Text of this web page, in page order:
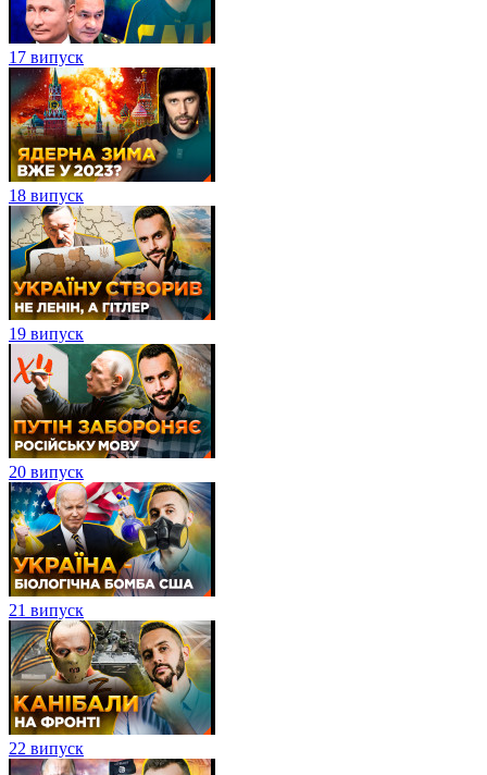
17 випуск
18 випуск
19 випуск
20 випуск
21 випуск
22 випуск